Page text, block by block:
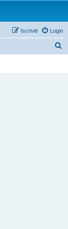
Login
Iscriviti